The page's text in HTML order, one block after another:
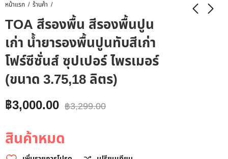
หน้าแรก ร้านค้า
TOA สีรองพื้น สีรองพื้นปูน
เก่า น้ำยารองพื้นปูนทับสีเก่า
โฟร์ซีซั่นส์ ซุปเปอร์ ไพรเมอร์
(ขนาด 3.75,18 ลิตร)
฿3,000.00 ฿3,299.00
สินค้าหมด